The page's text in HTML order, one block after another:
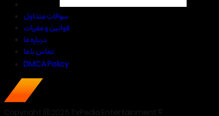
سوالات متداول
قوانین و مقررات
درباره ما
تماس با ما
DMCA Policy